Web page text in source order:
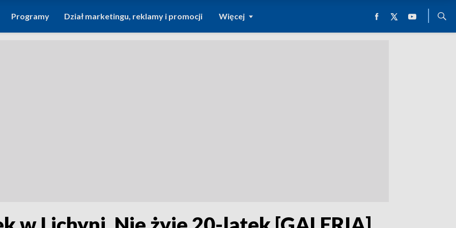
Programy Dział marketingu, reklamy i promocji Więcej